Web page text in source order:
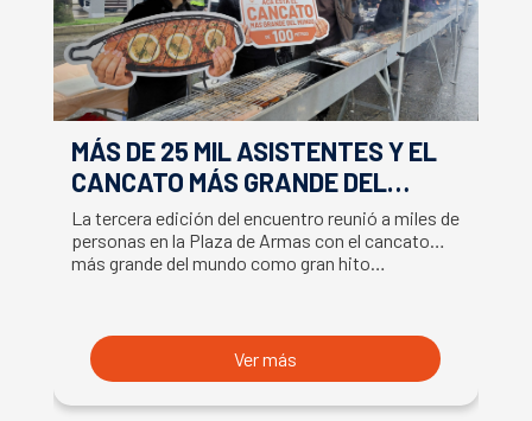
MÁS DE 25 MIL ASISTENTES Y EL
CANCATO MÁS GRANDE DEL
MUNDO MARCAN EXITOSO CIERRE
DE LA SEMANA DEL SALMÓN
La tercera edición del encuentro reunió a miles de
personas en la Plaza de Armas con el cancato
más grande del mundo como gran hito…
Ver más